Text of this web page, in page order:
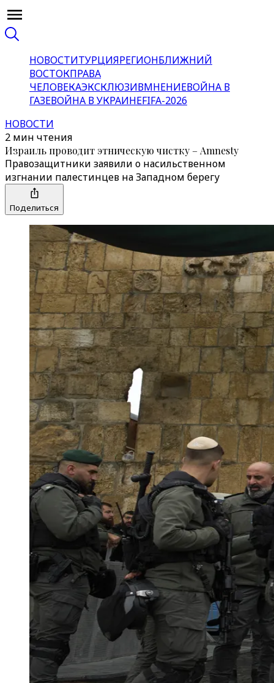
НОВОСТИТУРЦИЯРЕГИОНБЛИЖНИЙ
ВОСТОКПРАВА
ЧЕЛОВЕКАЭКСКЛЮЗИВМНЕНИЕВОЙНА В
ГАЗЕВОЙНА В УКРАИНЕFIFA-2026
НОВОСТИ
2 мин чтения
Израиль проводит этническую чистку – Amnesty
Правозащитники заявили о насильственном
изгнании палестинцев на Западном берегу
Поделиться